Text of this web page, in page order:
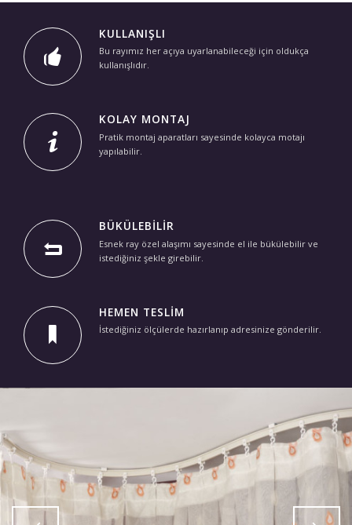
KULLANIŞLI
Bu rayımız her açıya uyarlanabileceği için oldukça
kullanışlıdır.
KOLAY MONTAJ
Pratik montaj aparatları sayesinde kolayca motajı
yapılabilir.
BÜKÜLEBILIR
Esnek ray özel alaşımı sayesinde el ile bükülebilir ve
istediğiniz şekle girebilir.
HEMEN TESLIM
İstediğiniz ölçülerde hazırlanıp adresinize gönderilir.